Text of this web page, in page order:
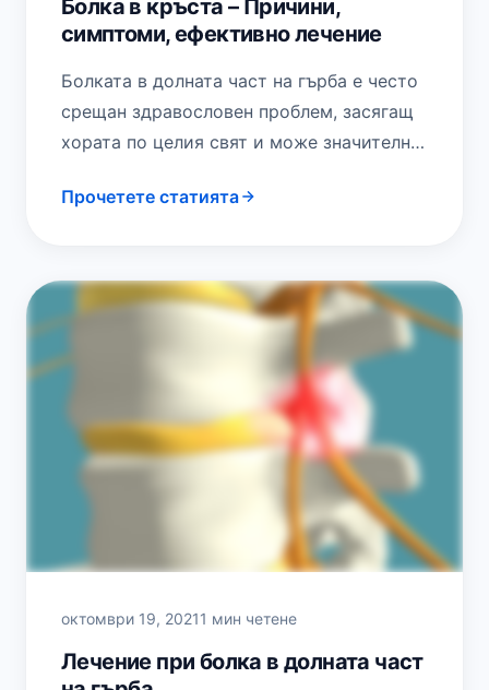
Болка в кръста – Причини,
симптоми, ефективно лечение
Болката в долната част на гърба е често
срещан здравословен проблем, засягащ
хората по целия свят и може значително
качеството…
Прочетете статията
октомври 19, 20211 мин четене
Лечение при болка в долната част